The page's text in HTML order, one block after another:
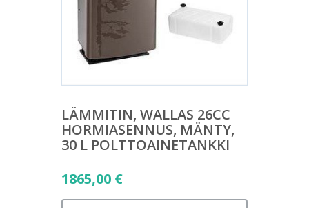
LÄMMITIN, WALLAS 26CC
HORMIASENNUS, MÄNTY,
30 L POLTTOAINETANKKI
1865,00 €